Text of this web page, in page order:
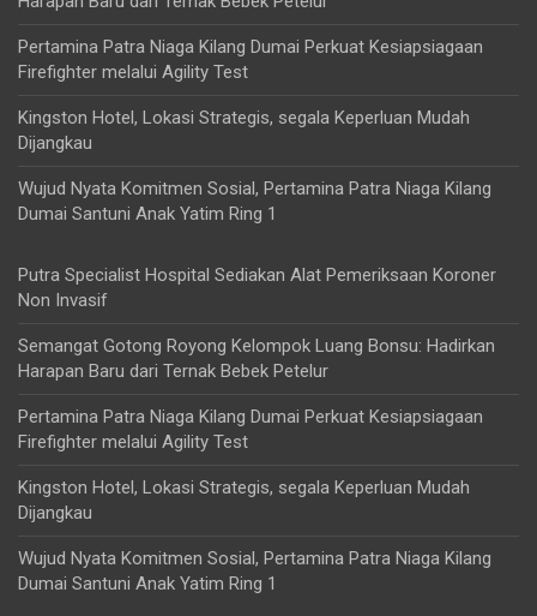
Pertamina Patra Niaga Kilang Dumai Perkuat Kesiapsiagaan
Firefighter melalui Agility Test
Kingston Hotel, Lokasi Strategis, segala Keperluan Mudah
Dijangkau
Wujud Nyata Komitmen Sosial, Pertamina Patra Niaga Kilang
Dumai Santuni Anak Yatim Ring 1
Putra Specialist Hospital Sediakan Alat Pemeriksaan Koroner
Non Invasif
Semangat Gotong Royong Kelompok Luang Bonsu: Hadirkan
Harapan Baru dari Ternak Bebek Petelur
Pertamina Patra Niaga Kilang Dumai Perkuat Kesiapsiagaan
Firefighter melalui Agility Test
Kingston Hotel, Lokasi Strategis, segala Keperluan Mudah
Dijangkau
Wujud Nyata Komitmen Sosial, Pertamina Patra Niaga Kilang
Dumai Santuni Anak Yatim Ring 1